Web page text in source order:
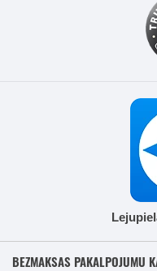
BEZMAKSAS PAKALPOJUMU